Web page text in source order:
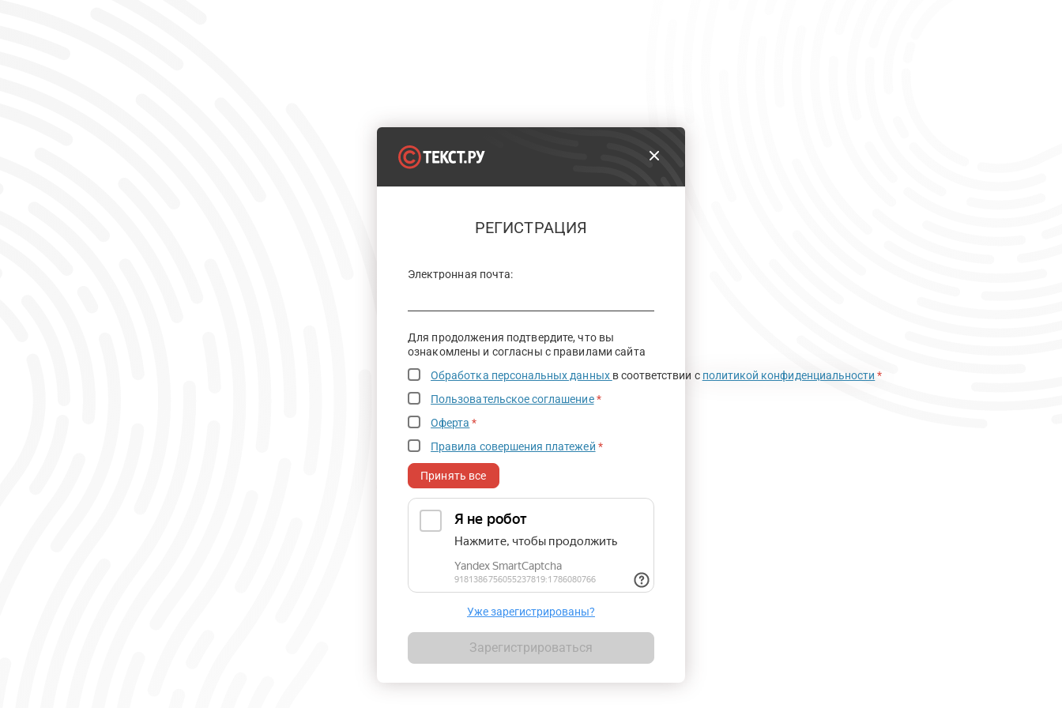
РЕГИСТРАЦИЯ
Электронная почта:
Для продолжения подтвердите, что вы
ознакомлены и согласны с правилами сайта
Обработка персональных данных в соответствии с политикой конфиденциальности *
Пользовательское соглашение *
Оферта *
Правила совершения платежей *
Принять все
Уже зарегистрированы?
Зарегистрироваться